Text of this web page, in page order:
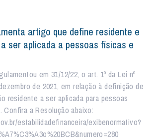
artigo que define residente e
ser aplicada a pessoas físicas e
em 31/12/22, o art. 1º da Lei nº
de 2021, em relação à definição de
residente a ser aplicada para pessoas
Confira a Resolução abaixo:
estabilidadefinanceira/exibenormativo?